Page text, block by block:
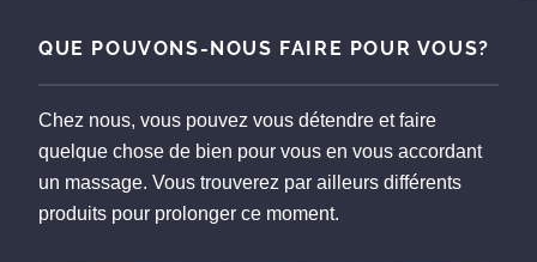
QUE POUVONS-NOUS FAIRE POUR VOUS?
Chez nous, vous pouvez vous détendre et faire
quelque chose de bien pour vous en vous accordant
un massage. Vous trouverez par ailleurs différents
produits pour prolonger ce moment.